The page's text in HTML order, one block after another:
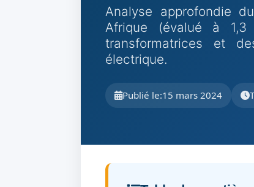
Analyse approfondie
Afrique (évalué à 1,3
transformatrices et
électrique.
Publié le:15 mars 2024